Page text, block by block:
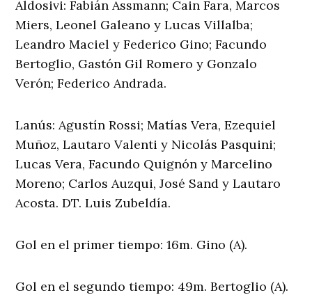
Aldosivi: Fabián Assmann; Cain Fara, Marcos
Miers, Leonel Galeano y Lucas Villalba;
Leandro Maciel y Federico Gino; Facundo
Bertoglio, Gastón Gil Romero y Gonzalo
Verón; Federico Andrada.
Lanús: Agustín Rossi; Matías Vera, Ezequiel
Muñoz, Lautaro Valenti y Nicolás Pasquini;
Lucas Vera, Facundo Quignón y Marcelino
Moreno; Carlos Auzqui, José Sand y Lautaro
Acosta. DT. Luis Zubeldía.
Gol en el primer tiempo: 16m. Gino (A).
Gol en el segundo tiempo: 49m. Bertoglio (A).